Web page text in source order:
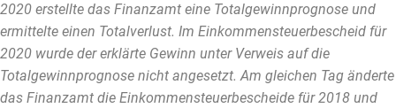
2020 erstellte das Finanzamt eine Totalgewinnprognose und
ermittelte einen Totalverlust. Im Einkommensteuerbescheid für
2020 wurde der erklärte Gewinn unter Verweis auf die
Totalgewinnprognose nicht angesetzt. Am gleichen Tag änderte
das Finanzamt die Einkommensteuerbescheide für 2018 und